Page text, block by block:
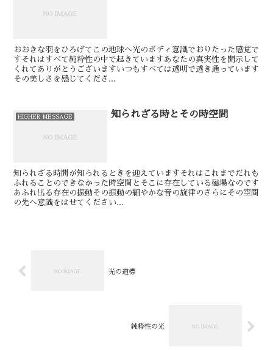
おおきな羽をひろげてこの地球へ光のボディ意識でおりたった感覚で
す⁡⁡⁡それはすべて純粋性の中で起きています⁡⁡⁡あなたの真実性を開示して
くれてありがとうございます⁡⁡⁡いつもすべては透明で透き通っています⁡
その美しさを感じてくださ...
HIGHER MESSAGE 知られざる時とその時空間
知られざる時間が知られるときを迎えています⁡⁡それはこれまでだれも
ふれることのできなかった時空間とそこに存在している磁場なのです⁡⁡⁡
あふれ出る存在の振動⁡その振動の細やかな音の旋律のさらにその空間
の先へ意識をはせてください⁡⁡⁡...
光の道標
純粋性の光